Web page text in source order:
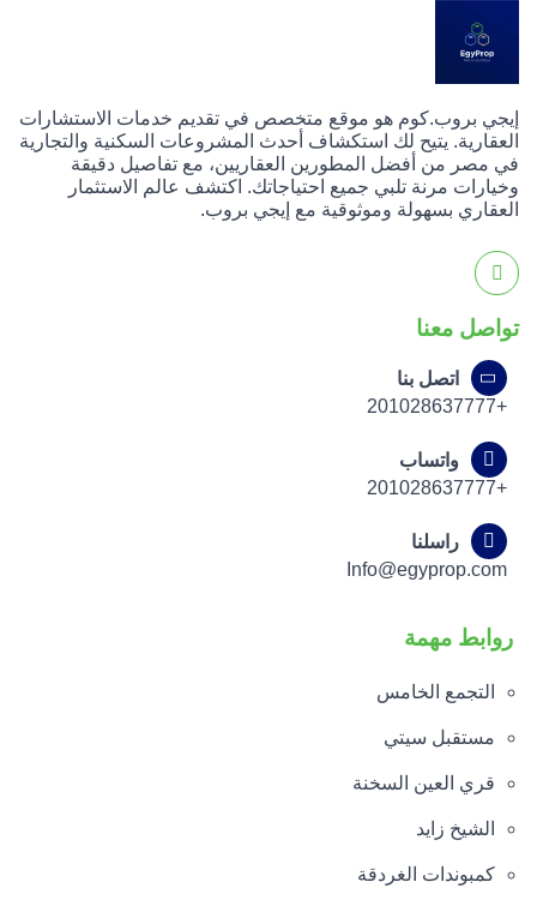
إيجي بروب.كوم هو موقع متخصص في تقديم خدمات الاستشارات
العقارية. يتيح لك استكشاف أحدث المشروعات السكنية والتجارية
في مصر من أفضل المطورين العقاريين، مع تفاصيل دقيقة
وخيارات مرنة تلبي جميع احتياجاتك. اكتشف عالم الاستثمار
العقاري بسهولة وموثوقية مع إيجي بروب.
تواصل معنا
اتصل بنا
+201028637777
واتساب
+201028637777
راسلنا
Info@egyprop.com
روابط مهمة
التجمع الخامس
مستقبل سيتي
قري العين السخنة
الشيخ زايد
كمبوندات الغردقة